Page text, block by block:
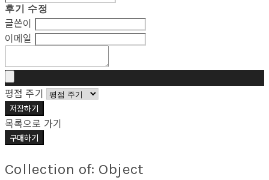
후기 수정
글쓴이
이메일
평점 주기
저장하기
목록으로 가기
구매하기
Collection of: Object